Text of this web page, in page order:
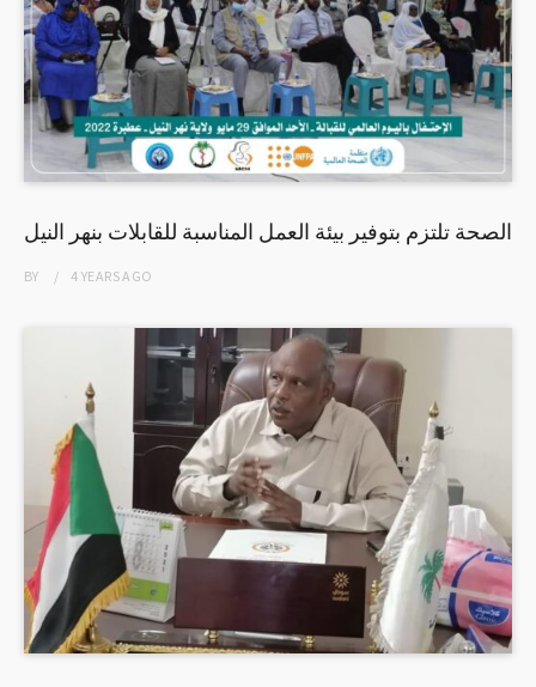
الصحة تلتزم بتوفير بيئة العمل المناسبة للقابلات بنهر النيل
BY 4 YEARSAGO